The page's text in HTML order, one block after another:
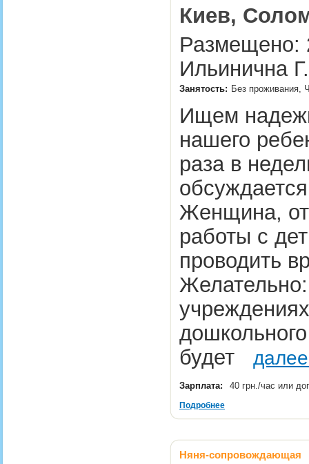
Киев,
Размещено:
Ильинична Г.
Занятость: Без проживания,
Ищем
нашего
раза в
Женщина,
работы с
проводить
будет
Зарплата: 40 грн./час или
Подробнее
Няня-сопровождающая